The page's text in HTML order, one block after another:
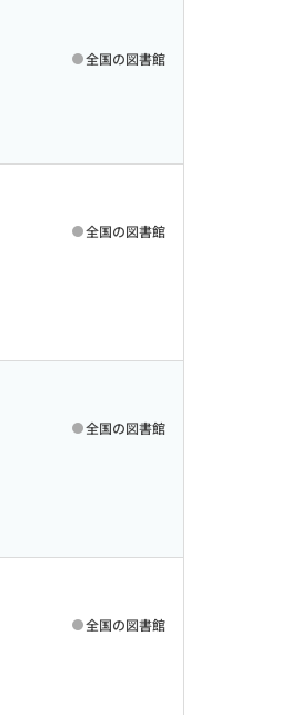
全国の図書館
全国の図書館
全国の図書館
全国の図書館